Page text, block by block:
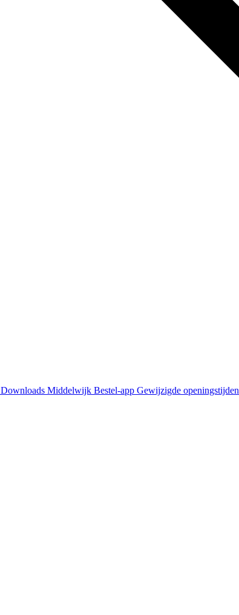
Downloads Middelwijk Bestel-app Gewijzigde openingstijden